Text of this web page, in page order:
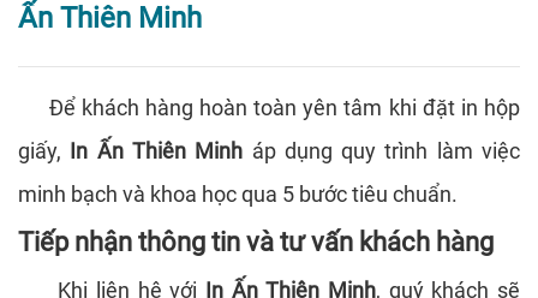
Ấn Thiên Minh
Để khách hàng hoàn toàn yên tâm khi đặt in hộp
giấy, In Ấn Thiên Minh áp dụng quy trình làm việc
minh bạch và khoa học qua 5 bước tiêu chuẩn.
Tiếp nhận thông tin và tư vấn khách hàng
Khi liên hệ với In Ấn Thiên Minh, quý khách sẽ